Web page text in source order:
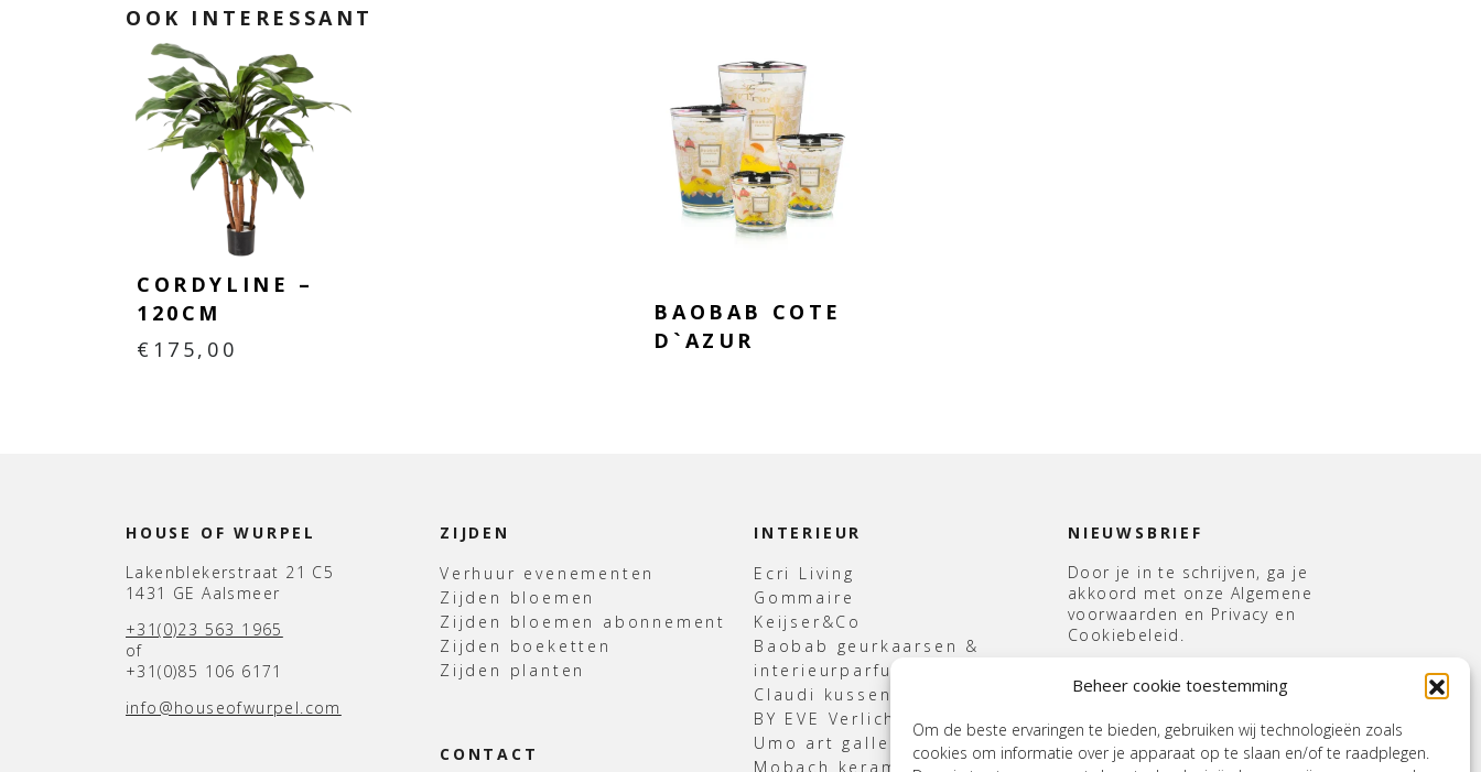
Beheer cookie toestemming
Om de beste ervaringen te bieden, gebruiken wij technologieën zoals
cookies om informatie over je apparaat op te slaan en/of te raadplegen.
OOK INTERESSANT
CORDYLINE –
120CM
€ 175,00
BAOBAB COTE
D`AZUR
HOUSE OF WURPEL
Lakenblekerstraat 21 C5
1431 GE Aalsmeer
+31(0)23 563 1965
of
+31(0)85 106 6171
info@houseofwurpel.com
ZIJDEN
Verhuur evenementen
Zijden bloemen
Zijden bloemen abonnement
Zijden boeketten
Zijden planten
CONTACT
INTERIEUR
Ecri Living
Gommaire
Keijser&Co
Baobab geurkaarsen &
interieurparfum
Claudi kussens & Plaids
BY EVE Verlichting
Umo art gallery
Mobach keramiek
NIEUWSBRIEF
Door je in te schrijven, ga je
akkoord met onze Algemene
voorwaarden en Privacy en
Cookiebeleid.
mailadres *